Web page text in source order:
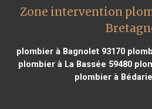
Zone intervention
plombier à Bagnolet 93170
plombier à La Bassée 59480
plombier à